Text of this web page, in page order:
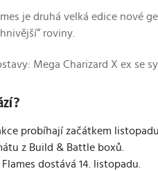
je druhá velká edice nové
roviny.
Mega Charizard X ex se
probíhají začátkem
z Build & Battle boxů.
dostává 14. listopadu.